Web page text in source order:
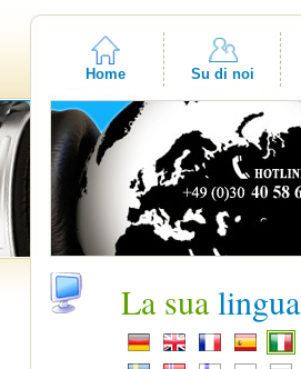
Home Su di noi
La sualingua